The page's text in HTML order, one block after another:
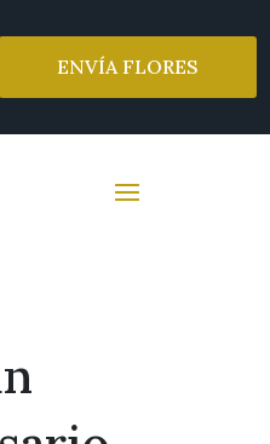
ENVÍA FLORES